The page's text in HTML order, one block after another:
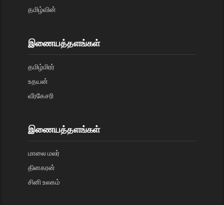
தமிழ்வின்
இணையத்தளங்கள்
தமிழ்மிரர்
உதயன்
வீரகேசரி
இணையத்தளங்கள்
மாலை மலர்
தினகரன்
சினி உலகம்